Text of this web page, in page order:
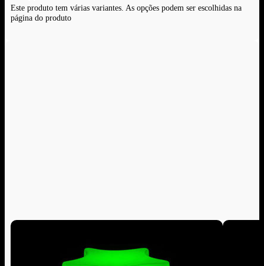
Este produto tem várias variantes. As opções podem ser escolhidas na
página do produto